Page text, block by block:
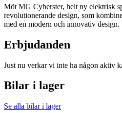
Möt MG Cyberster, helt ny elektrisk
revolutionerande design, som
med en modern och innovativ design.
Erbjudanden
Just nu verkar vi inte ha någon aktiv
Bilar i lager
Se alla bilar i lager